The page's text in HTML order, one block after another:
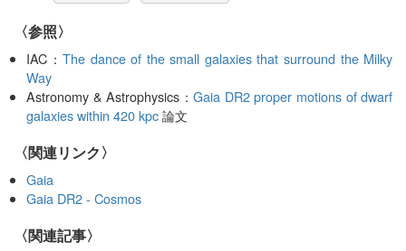
〈参照〉
IAC：The dance of the small galaxies that surround the Milky
Way
Astronomy & Astrophysics：Gaia DR2 proper motions of dwarf
galaxies within 420 kpc論文
〈関連リンク〉
Gaia
Gaia DR2 - Cosmos
関連記事